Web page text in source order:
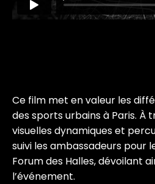
Ce film met en valeur les
des sports urbains à Paris. À
visuelles dynamiques et
suivi les ambassadeurs pour
Forum des Halles, dévoilant
l’événement.